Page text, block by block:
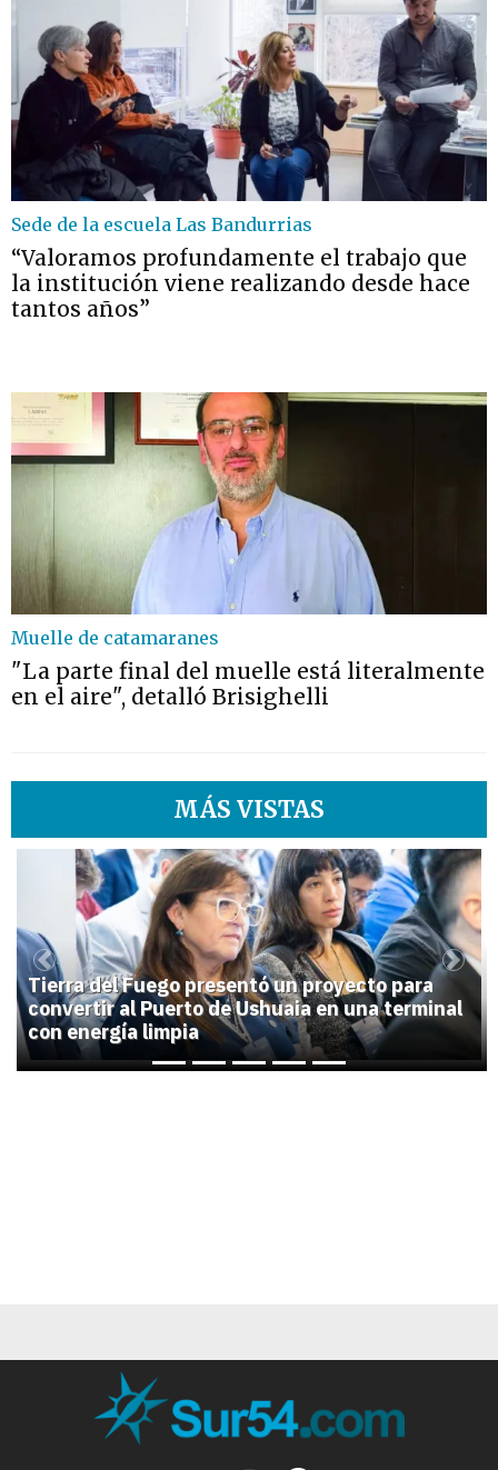
Sede de la escuela Las Bandurrias
“Valoramos profundamente el trabajo que
la institución viene realizando desde hace
tantos años”
Muelle de catamaranes
"La parte final del muelle está literalmente
en el aire", detalló Brisighelli
MÁS VISTAS
1
Tierra del Fuego presentó un proyecto para
convertir al Puerto de Ushuaia en una terminal
con energía limpia
Previous Next